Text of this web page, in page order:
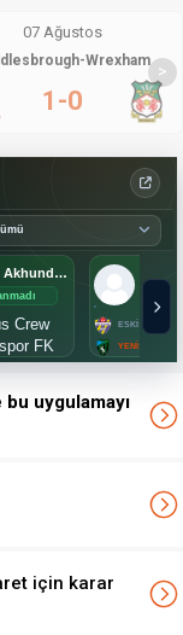
07 Ağustos
Wrexham
1-0
>
Nariman Akhundzade
Crew
FK
uygulamayı
için karar